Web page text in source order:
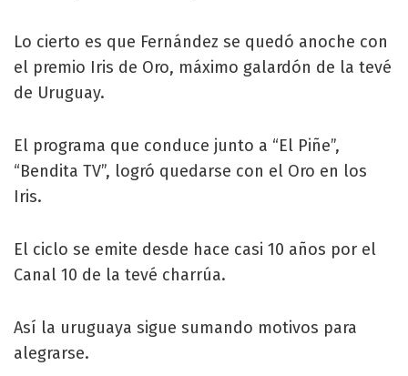
Lo cierto es que Fernández se quedó anoche con
el premio Iris de Oro, máximo galardón de la tevé
de Uruguay.
El programa que conduce junto a “El Piñe”,
“Bendita TV”, logró quedarse con el Oro en los
Iris.
El ciclo se emite desde hace casi 10 años por el
Canal 10 de la tevé charrúa.
Así la uruguaya sigue sumando motivos para
alegrarse.